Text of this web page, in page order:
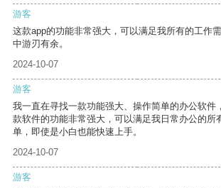
游客
这款app的功能非常强大，可以满足我所有的工作
中游刃有余。
2024-10-07
游客
我一直在寻找一款功能强大、操作简单的办公软件
款软件的功能非常强大，可以满足我日常办公的所
单，即使是小白也能快速上手。
2024-10-07
游客